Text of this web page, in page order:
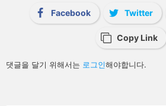
Facebook Twitter
Copy Link
답
글
댓글을 달기 위해서는 로그인해야합니다.